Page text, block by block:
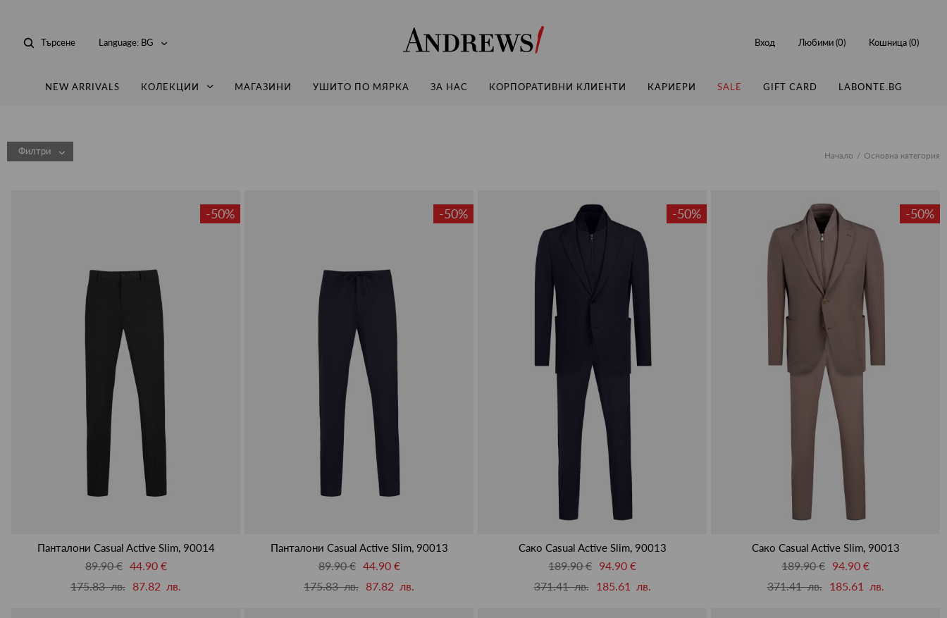
Andrews
Търсене Language: BG
NEW ARRIVALS КОЛЕКЦИИ МАГАЗИНИ УШИТО ПО МЯРКА ЗА НАС КОРПОРАТИВНИ КЛИЕНТИ КАРИЕРИ SALE GIFT CARD LABONTE.BG
Вход Любими (0) Кошница (0)
Филтри Начало Основна категория
-50%
Панталони Casual Active Slim, 90014
89.90 € 44.90 €
175.83 лв. 87.82 лв.
-50%
Панталони Casual Active Slim, 90013
89.90 € 44.90 €
175.83 лв. 87.82 лв.
-50%
Сако Casual Active Slim, 90013
189.90 € 94.90 €
371.41 лв.
185.61 лв.
-50%
Сако Casual Active Slim, 90013
189.90 € 94.90 €
371.41 лв.
185.61 лв.